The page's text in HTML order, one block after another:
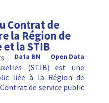
Contrat de
la Région de
la STIB
Open Data
Data BM
(STIB) est une
liée à la Région de
de service public